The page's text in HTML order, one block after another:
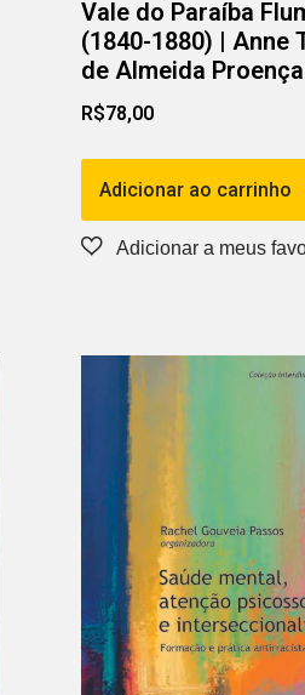
Vale do Paraíba
(1840-1880) | Anne
de Almeida Proença
R$78,00
Adicionar ao carrinho